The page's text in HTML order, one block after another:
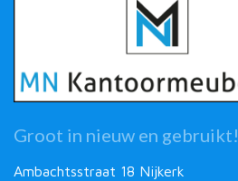
Groot in nieuw en gebruikt!
Ambachtsstraat 18 Nijkerk